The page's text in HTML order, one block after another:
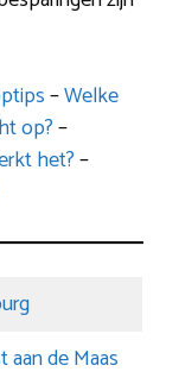
–Welke
op?–
het?–
aan de Maas